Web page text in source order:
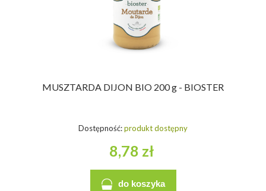
MUSZTARDA DIJON BIO 200 g - BIOSTER
Dostępność:produkt dostępny
8,78 zł
do koszyka